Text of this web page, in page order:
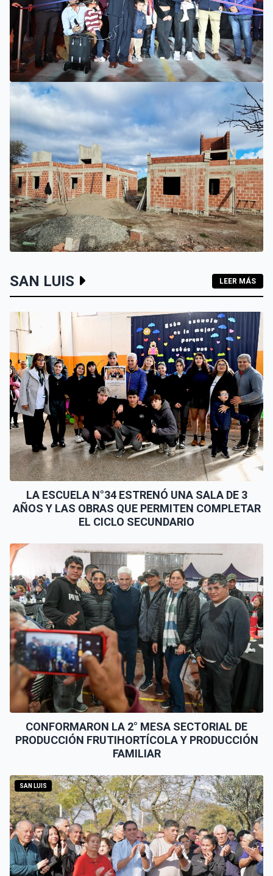
VILLA MERCEDES
EL SUEÑO DE UN EMPRENDEDOR QUE COMENZÓ HACE 30
AÑOS: SUPER EUROPA INAUGURÓ SU CUARTA SUCURSAL
EN VILLA MERCEDES
LOS HOGARES DE LOS MOLLES Y PASO GRANDE AVANZAN
CON MAMPOSTERÍA E INSTALACIONES
SAN LUIS LEER MÁS
LA ESCUELA N°34 ESTRENÓ UNA SALA DE 3
AÑOS Y LAS OBRAS QUE PERMITEN COMPLETAR
EL CICLO SECUNDARIO
CONFORMARON LA 2° MESA SECTORIAL DE
PRODUCCIÓN FRUTIHORTÍCOLA Y PRODUCCIÓN
FAMILIAR
SAN LUIS